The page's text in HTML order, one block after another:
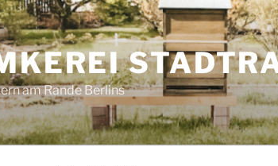
am Rande Berlins